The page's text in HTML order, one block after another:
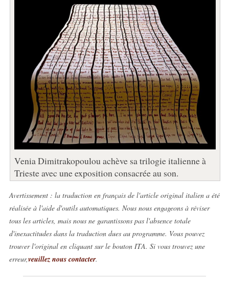
Venia Dimitrakopoulou achève sa trilogie italienne à
Trieste avec une exposition consacrée au son.
Avertissement : la traduction en français de l'article original italien a été
réalisée à l'aide d'outils automatiques. Nous nous engageons à réviser
tous les articles, mais nous ne garantissons pas l'absence totale
d'inexactitudes dans la traduction dues au programme. Vous pouvez
trouver l'original en cliquant sur le bouton ITA. Si vous trouvez une
erreur,veuillez nous contacter.